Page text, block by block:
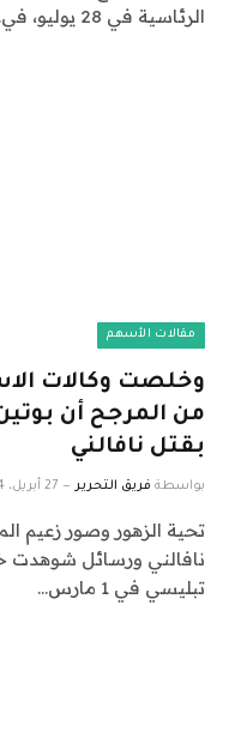
الرئاسية في 28 يوليو، في…
مقالات الأسهم
وخلصت وكالات
من المرجح أن
بقتل نافالني
بواسطة فريق التحرير 27 أبريل، 2024
تحية الزهور وصور زعيم
نافالني ورسائل شوهدت
تبليسي في 1 مارس…